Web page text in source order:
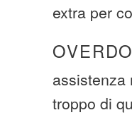
extra per
assistenza
troppo di